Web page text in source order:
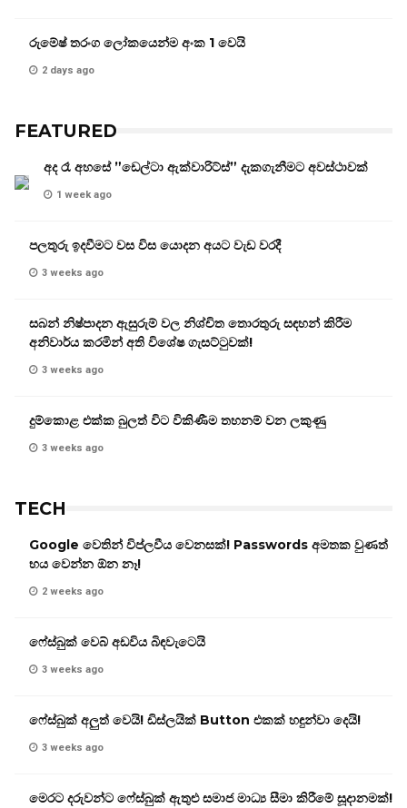
රුමේෂ් තරංග ලෝකයෙන්ම අංක 1 වෙයි
2 days ago
FEATURED
අද රෑ අහසේ ”ඩෙල්ටා ඇක්වාරිට්ස්” දැකගැනීමට අවස්ථාවක්
1 week ago
පලතුරු ඉදවීමට වස විස යොදන අයට වැඩ වරදී
3 weeks ago
සබන් නිෂ්පාදන ඇසුරුම් වල නිශ්චිත තොරතුරු සඳහන් කිරීම
අනිවාර්ය කරමින් අති විශේෂ ගැසට්ටුවක්!
3 weeks ago
දුම්කොළ එක්ක බුලත් විට විකිණීම තහනම් වන ලකුණු
3 weeks ago
TECH
Google වෙතින් විප්ලවීය වෙනසක්! Passwords අමතක වුණත්
භය වෙන්න ඕන නෑ!
2 weeks ago
ෆේස්බුක් වෙබ් අඩවිය බිඳවැටෙයි
3 weeks ago
ෆේස්බුක් අලුත් වෙයි! ඩිස්ලයික් Button එකක් හඳුන්වා දෙයි!
3 weeks ago
මෙරට දරුවන්ට ෆේස්බුක් ඇතුළු සමාජ මාධ්‍ය සීමා කිරීමේ සූදානමක්!